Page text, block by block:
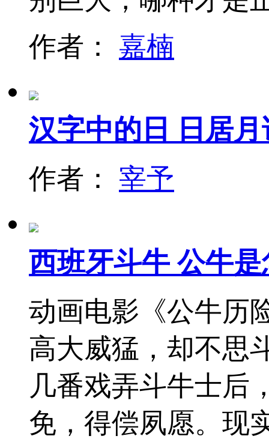
作者： 嘉楠
汉字中的日 日居
作者： 宰予
西班牙斗牛 公牛
动画电影《公牛历
高大威猛，却不思
几番戏弄斗牛士后
免，得偿夙愿。